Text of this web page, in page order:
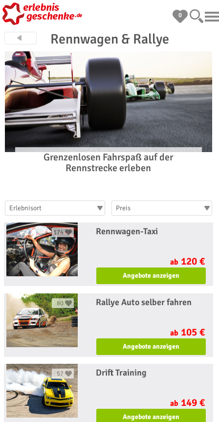
0
Rennwagen & Rallye
Grenzenlosen Fahrspaß auf der
Rennstrecke erleben
Erlebnisort Preis
174 Rennwagen-Taxi
ab 120 €
Angebote anzeigen
80 Rallye Auto selber fahren
ab 105 €
Angebote anzeigen
57 Drift Training
ab 149 €
Angebote anzeigen